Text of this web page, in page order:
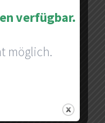
verfügbar.
möglich.